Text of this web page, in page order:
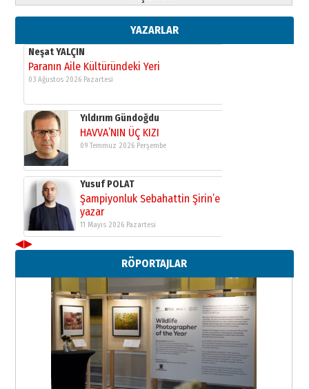
YAZARLAR
yazar
11 Mayıs 2026 Pazartesi
Neşat YALÇIN
Paranın Aile Kültüründeki Yeri
03 Ağustos 2026 Pazartesi
Yıldırım Gündoğdu
HAVVA’NIN ÜÇ KIZI
09 Temmuz 2026 Perşembe
Yusuf POLAT
Şampiyonluk Sebahattin Şirin’e
yazar
11 Mayıs 2026 Pazartesi
Neşat YALÇIN
Paranın Aile Kültüründeki Yeri
03 Ağustos 2026 Pazartesi
Yıldırım Gündoğdu
HAVVA’NIN ÜÇ KIZI
09 Temmuz 2026 Perşembe
Yusuf POLAT
◀▶
RÖPORTAJLAR